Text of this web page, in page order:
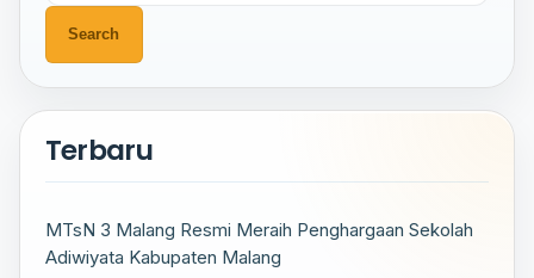
Terbaru
MTsN 3 Malang Resmi Meraih Penghargaan Sekolah
Adiwiyata Kabupaten Malang